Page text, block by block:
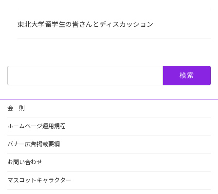
東北大学留学生の皆さんとディスカッション
会 則
ホームページ運用規程
バナー広告掲載要綱
お問い合わせ
マスコットキャラクター